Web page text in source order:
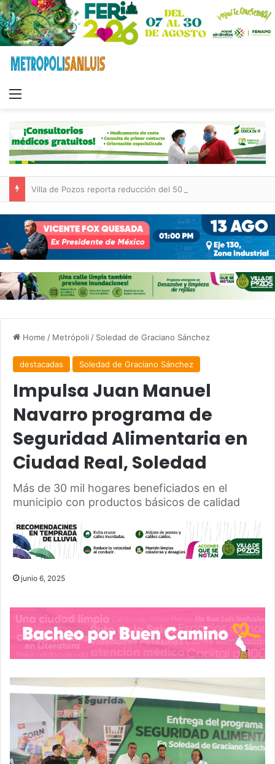
Home / Metrópoli / Soledad de Graciano Sánchez
destacadas Soledad de Graciano Sánchez
Impulsa Juan Manuel
Navarro programa de
Seguridad Alimentaria en
Ciudad Real, Soledad
Más de 30 mil hogares beneficiados en el
municipio con productos básicos de calidad
junio 6, 2025